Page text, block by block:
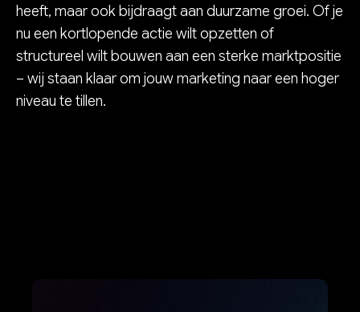
heeft, maar ook bijdraagt aan duurzame groei. Of je
nu een kortlopende actie wilt opzetten of
structureel wilt bouwen aan een sterke marktpositie
– wij staan klaar om jouw marketing naar een hoger
niveau te tillen.